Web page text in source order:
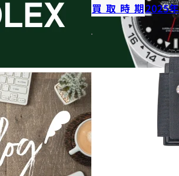
買取時期2025